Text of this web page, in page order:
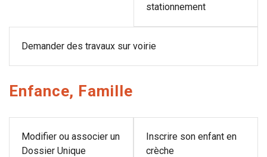
stationnement
Demander des travaux sur voirie
Enfance, Famille
Modifier ou associer un
Dossier Unique
Inscrire son enfant en
crèche